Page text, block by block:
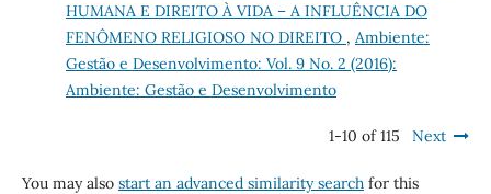
HUMANA E DIREITO À VIDA – A INFLUÊNCIA DO
FENÔMENO RELIGIOSO NO DIREITO , Ambiente:
Gestão e Desenvolvimento: Vol. 9 No. 2 (2016):
Ambiente: Gestão e Desenvolvimento
1-10 of 115 Next
You may also start an advanced similarity searchfor this